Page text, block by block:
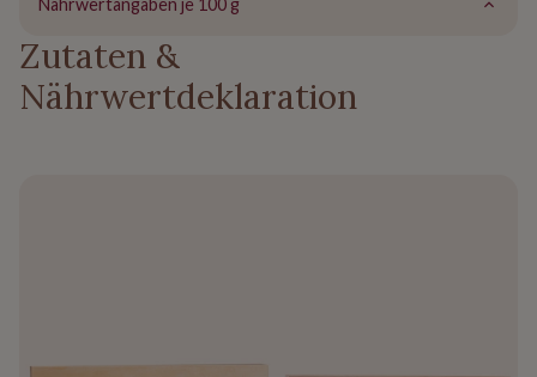
Nährwertangaben je 100 g
Zutaten &
Nährwertdeklaration